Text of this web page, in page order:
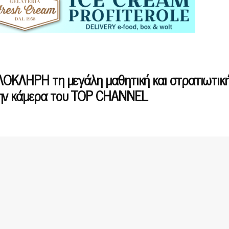
τη μεγάλη μαθητική και
κάμερα του TOP CHANNEL